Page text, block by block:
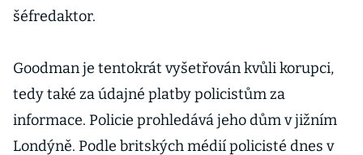
šéfredaktor.
Goodman je tentokrát vyšetřován kvůli korupci,
tedy také za údajné platby policistům za
informace. Policie prohledává jeho dům v jižním
Londýně. Podle britských médií policisté dnes v